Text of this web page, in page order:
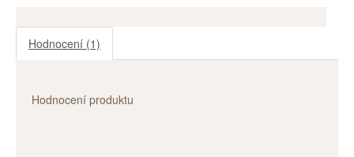
V košíku
Hodnocení (1)
Hodnocení produktu